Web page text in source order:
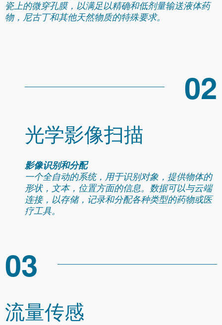
瓷上的微穿孔膜，以满足以精确和低剂量输送液体药
物，尼古丁和其他天然物质的特殊要求。
02
光学影像扫描
影像识别和分配
一个全自动的系统，用于识别对象，提供物体的
形状，文本，位置方面的信息。数据可以与云端
连接，以存储，记录和分配各种类型的药物或医
疗工具。
03
流量传感